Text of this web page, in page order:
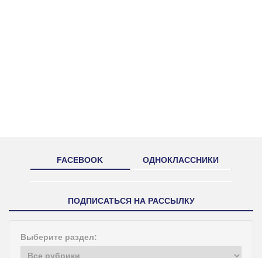
FACEBOOK ОДНОКЛАССНИКИ
ПОДПИСАТЬСЯ НА РАССЫЛКУ
Выберите раздел: